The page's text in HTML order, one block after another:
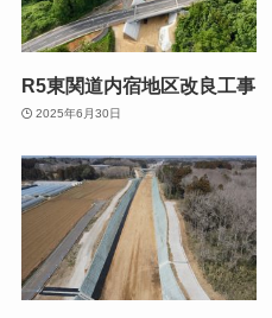
R5東関道内宿地区改良工事
2025年6月30日